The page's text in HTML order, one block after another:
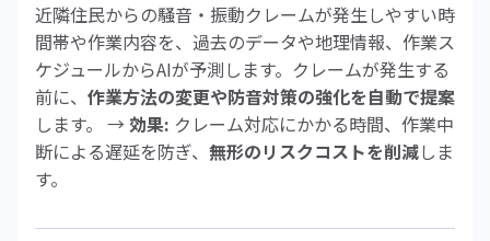
近隣住民からの騒音・振動クレームが発生しやすい時
間帯や作業内容を、過去のデータや地理情報、作業ス
ケジュールからAIが予測します。クレームが発生する
前に、 作業方法の変更や防音対策の強化を自動で提案
します。 →効果: クレーム対応にかかる時間、作業中
断による遅延を防ぎ、 無形のリスクコストを削減しま
す。